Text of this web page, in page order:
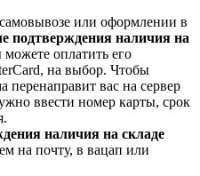
или оформлении в
подтверждения наличия на
можете оплатить его
на выбор. Чтобы
перенаправит вас на сервер
ввести номер карты, срок
наличия на складе
на почту, в вацап или